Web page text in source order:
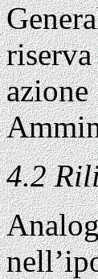
4.2